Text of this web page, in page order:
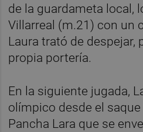
de la guardameta local,
Villarreal (m.21) con un
Laura trató de despejar,
propia portería.
En la siguiente jugada,
olímpico desde el
Pancha Lara que se